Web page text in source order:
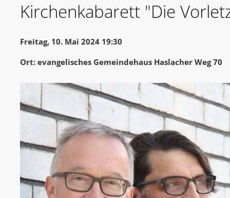
Kirchenkabarett "Die
Freitag, 10. Mai 2024 19:30
Ort: evangelisches Gemeindehaus Haslacher Weg 70